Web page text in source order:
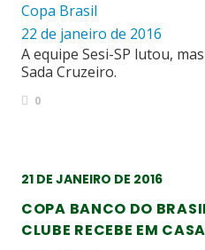
Copa Brasil
22 de janeiro de 2016
A equipe Sesi-SP lutou,
Sada Cruzeiro.
0
21 DE JANEIRO DE 2016
COPA BANCO DO
CLUBE RECEBE EM